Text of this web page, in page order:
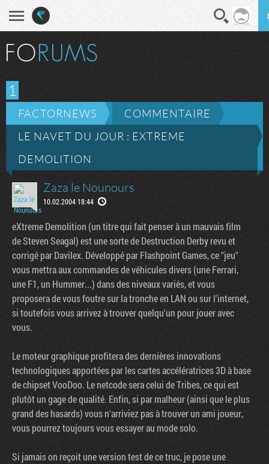
1
FACTORNEWS
COMMENTAIRE
LE NAVET DU JOUR : EXTREME
DEMOLITION
Zaza le Nounours
10.02.2004 18:44
eXtreme Demolition (un titre qui fait penser à un mauvais film
de Steven Seagal) est une sorte de Destruction Derby revu et
corrigé par Davilex. Développé par Flashpoint Games, ce "jeu"
vous mettra aux commandes de véhicules divers (une Ferrari,
une F1, un Hummer...) dans des niveaux variés, et vous
proposera de vous foutre sur la tronche en LAN ou sur l'internet,
si toutefois vous arrivez à trouver quelqu'un pour jouer avec
vous.
Le moteur graphique profitera des dernières innovations
technologiques apportées par les cartes accélératrices 3D à base
de chipset VooDoo. Le netcode sera celui de Tribes, ce qui est
plutôt un gage de qualité. Enfin, si par malheur (ainsi que le plus
grand des hasards) vous n'arriviez pas à trouver un ami joueur,
vous pourrez toujours vous essayer au mode solo.
Si jamais on reçoit une version test de ce truc, je pose une
Tribune